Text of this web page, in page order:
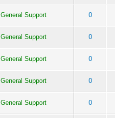
General Support 0
General Support 0
General Support 0
General Support 0
General Support 0